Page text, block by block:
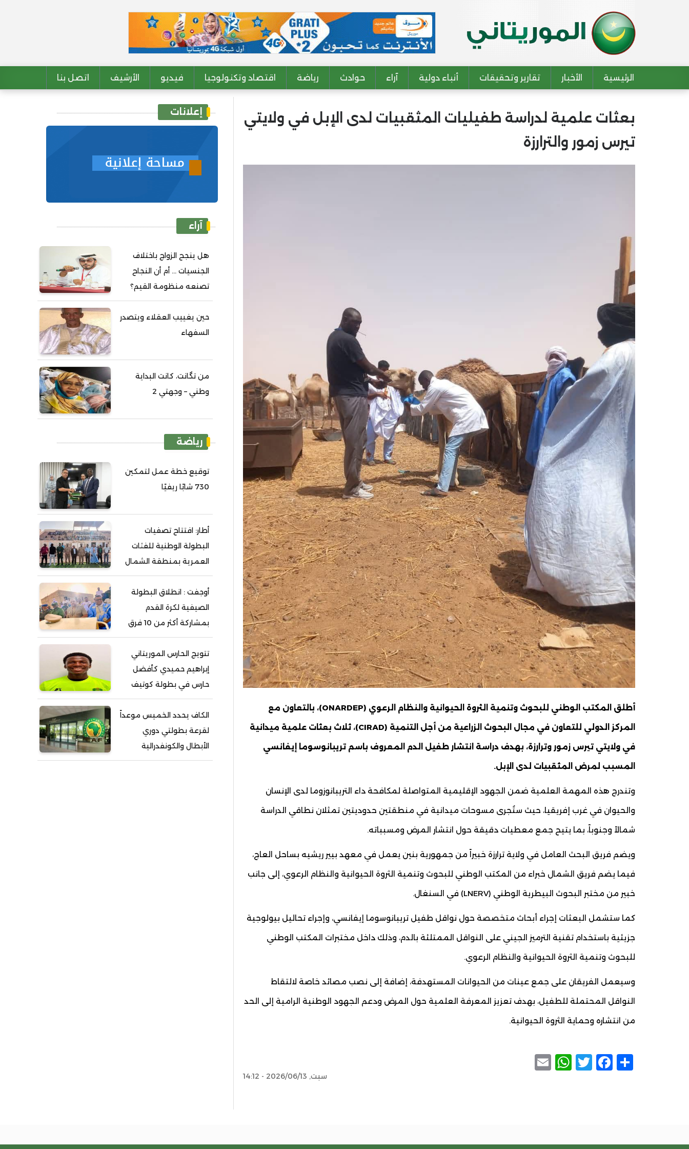
Main navigation
الرئيسية الأخبار تقارير وتحقيقات أنباء دولية آراء حوادث رياضة اقتصاد وتكنولوجيا فيديو الأرشيف اتصل بنا
بعثات علمية لدراسة طفيليات المثقبيات لدى الإبل في ولايتي
تيرس زمور والترارزة
أطلق المكتب الوطني للبحوث وتنمية الثروة الحيوانية والنظام الرعوي (ONARDEP)، بالتعاون مع
المركز الدولي للتعاون في مجال البحوث الزراعية من أجل التنمية (CIRAD)، ثلاث بعثات علمية ميدانية
في ولايتي تيرس زمور وترارزة، بهدف دراسة انتشار طفيل الدم المعروف باسم تريبانوسوما إيفانسي
المسبب لمرض المثقبيات لدى الإبل.
وتندرج هذه المهمة العلمية ضمن الجهود الإقليمية المتواصلة لمكافحة داء التريبانوزوما لدى الإنسان
والحيوان في غرب إفريقيا، حيث ستُجرى مسوحات ميدانية في منطقتين حدوديتين تمثلان نطاقي الدراسة
شمالاً وجنوباً، بما يتيح جمع معطيات دقيقة حول انتشار المرض ومسبباته.
ويضم فريق البحث العامل في ولاية ترارزة خبيراً من جمهورية بنين يعمل في معهد بيير ريشيه بساحل العاج،
فيما يضم فريق الشمال خبراء من المكتب الوطني للبحوث وتنمية الثروة الحيوانية والنظام الرعوي، إلى جانب
خبير من مختبر البحوث البيطرية الوطني (LNERV) في السنغال.
كما ستشمل البعثات إجراء أبحاث متخصصة حول نواقل طفيل تريبانوسوما إيفانسي، وإجراء تحاليل بيولوجية
جزيئية باستخدام تقنية الترميز الجيني على النواقل الممتلئة بالدم، وذلك داخل مختبرات المكتب الوطني
للبحوث وتنمية الثروة الحيوانية والنظام الرعوي.
وسيعمل الفريقان على جمع عينات من الحيوانات المستهدفة، إضافة إلى نصب مصائد خاصة لالتقاط
النواقل المحتملة للطفيل، بهدف تعزيز المعرفة العلمية حول المرض ودعم الجهود الوطنية الرامية إلى الحد
من انتشاره وحماية الثروة الحيوانية.
Share
Facebook
Twitter
WhatsApp
سبت, 2026/06/13 - 14:12
إعلانات
آراء
هل ينجح الزواج باختلاف
الجنسيات ... أم أن النجاح
تصنعه منظومة القيم؟
حين يغييب العقلاء ويتصدر
السفهاء
من تگانت، كانت البداية
وطني – وجهتي 2
رياضة
توقيع خطة عمل لتمكين
730 شابًا ريفيًا
أطار: افتتاح تصفيات
البطولة الوطنية للفئات
العمرية بمنطقة الشمال
أوجفت : انطلاق البطولة
الصيفية لكرة القدم
بمشاركة أكثر من 10 فرق
تتويج الحارس الموريتاني
إبراهيم حميدي كأفضل
حارس في بطولة كوتيف
الكاف يحدد الخميس موعداً
لقرعة بطولتي دوري
الأبطال والكونفدرالية